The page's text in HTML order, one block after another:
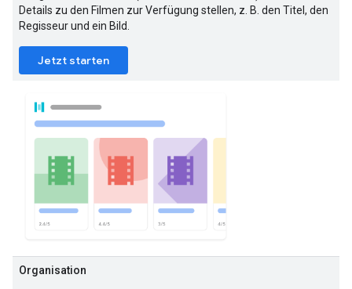
Details zu den Filmen zur Verfügung stellen, z. B. den Titel, den
Regisseur und ein Bild.
Jetzt starten
Organisation